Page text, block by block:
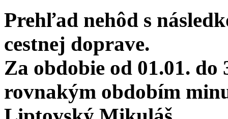
Prehľad nehôd s
cestnej doprave.
Za obdobie od 01.01. do
rovnakým obdobím